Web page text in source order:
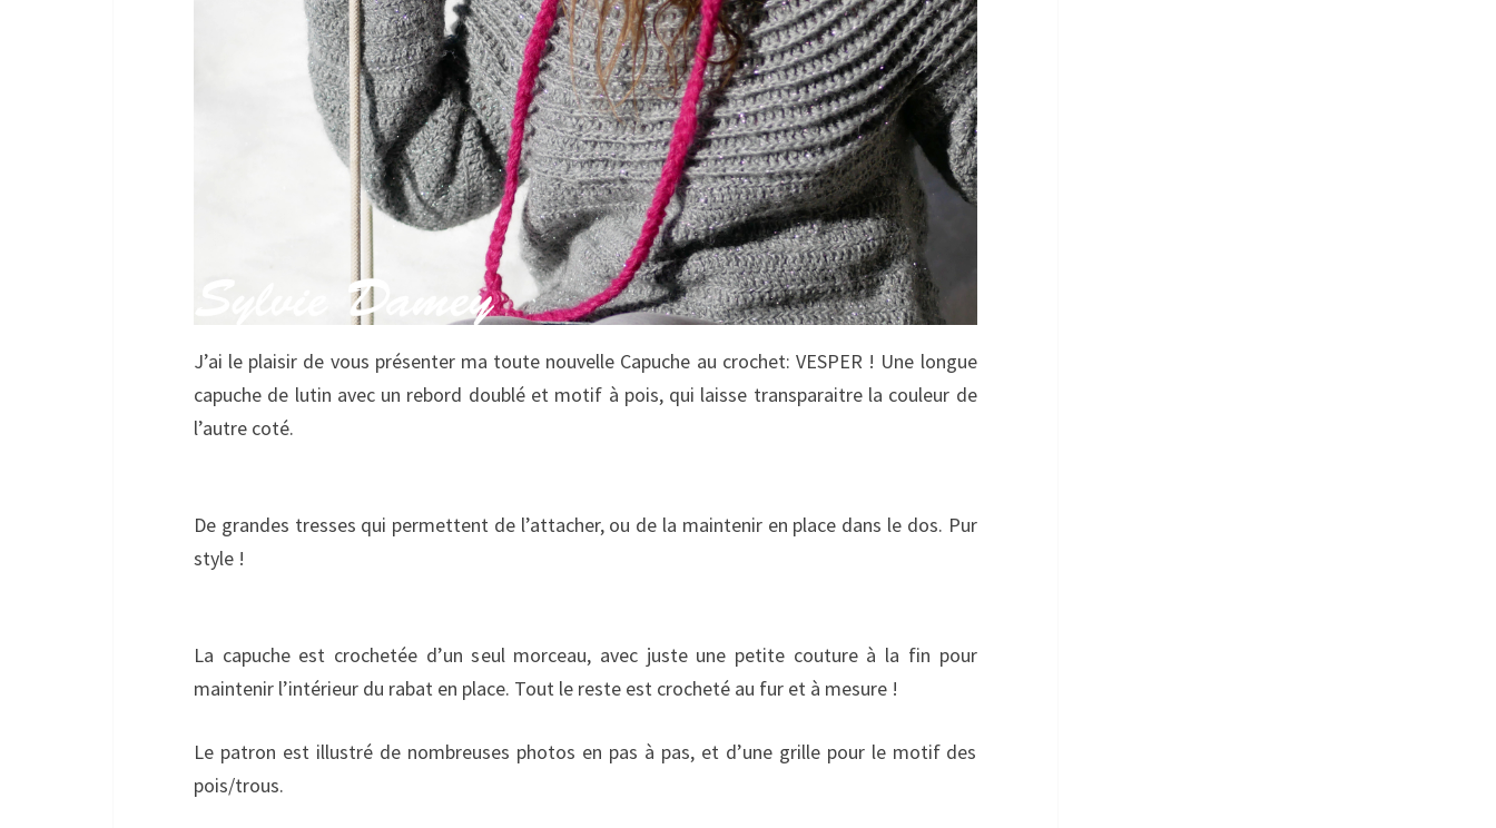
J’ai le plaisir de vous présenter ma toute nouvelle Capuche au crochet: VESPER ! Une longue
capuche de lutin avec un rebord doublé et motif à pois, qui laisse transparaitre la couleur de
l’autre coté.
De grandes tresses qui permettent de l’attacher, ou de la maintenir en place dans le dos. Pur
style !
La capuche est crochetée d’un seul morceau, avec juste une petite couture à la fin pour
maintenir l’intérieur du rabat en place. Tout le reste est crocheté au fur et à mesure !
Le patron est illustré de nombreuses photos en pas à pas, et d’une grille pour le motif des
pois/trous.